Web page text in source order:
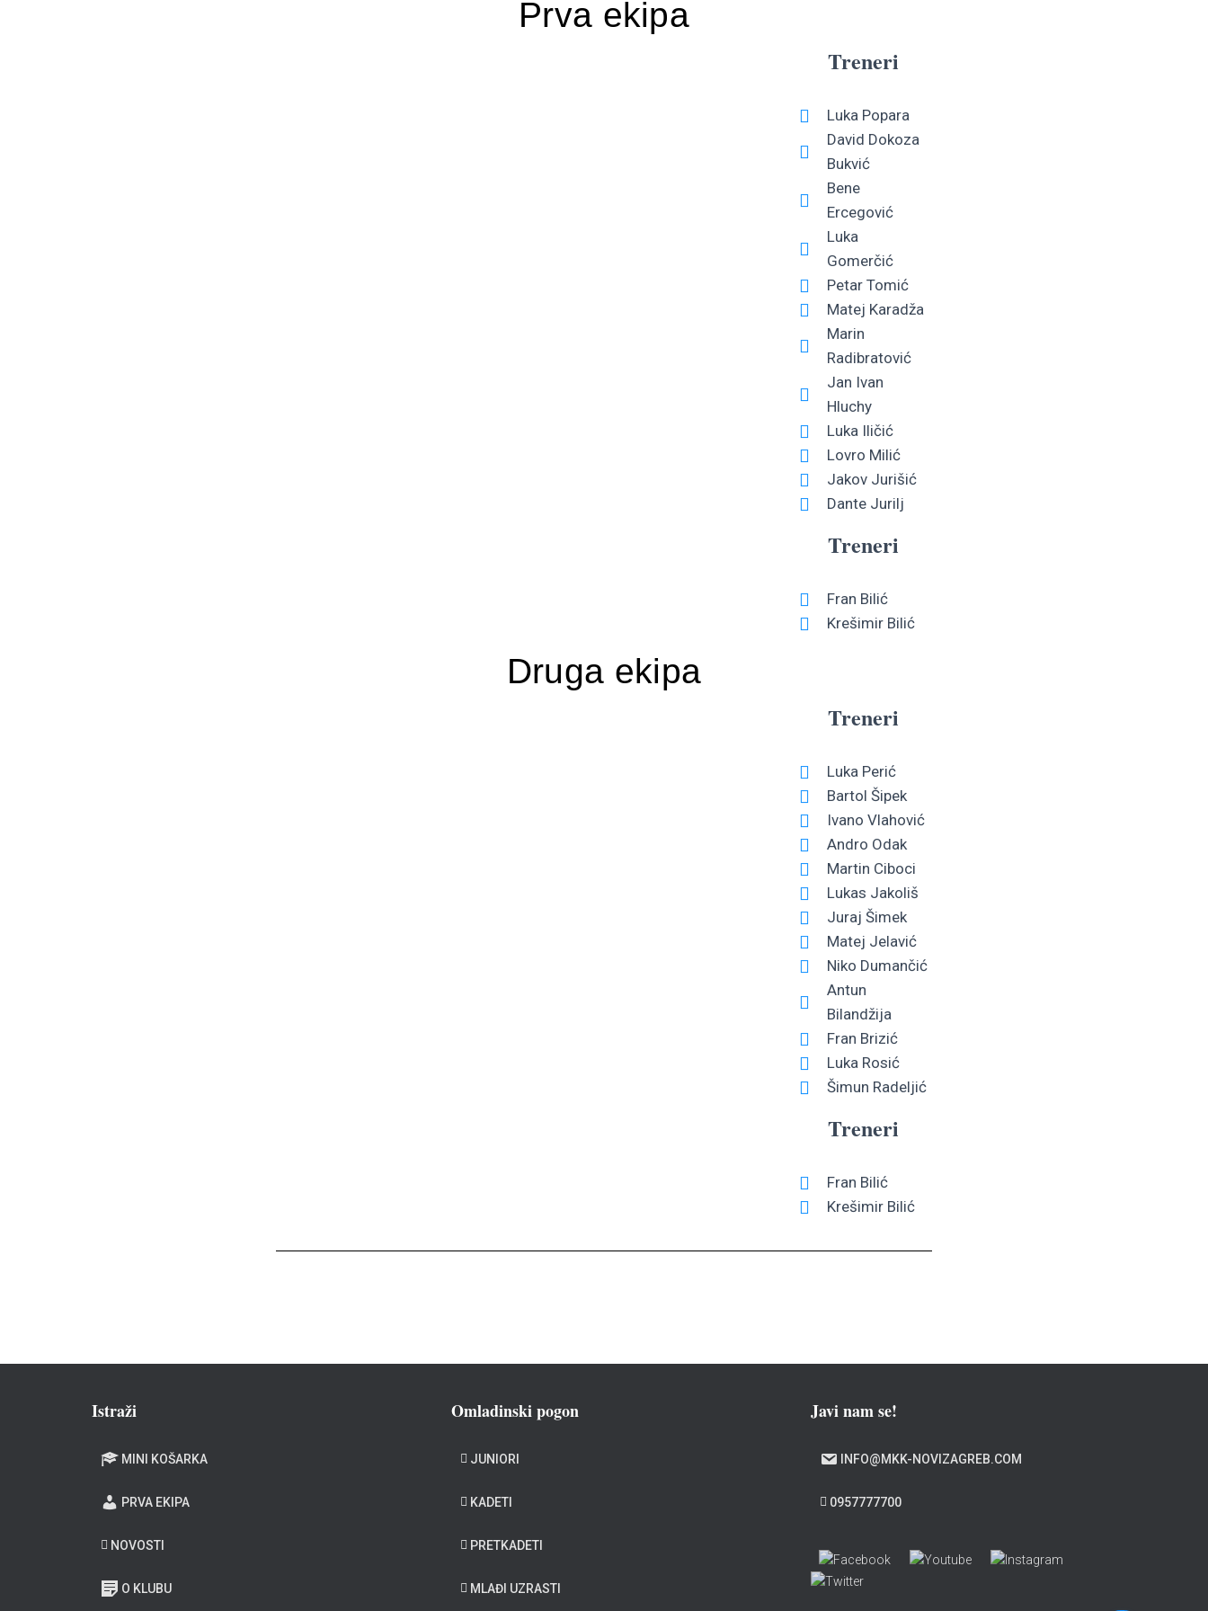
Prva ekipa
Treneri
Luka Popara
David Dokoza
Bukvić
Bene
Ercegović
Luka
Gomerčić
Petar Tomić
Matej Karadža
Marin
Radibratović
Jan Ivan
Hluchy
Luka Iličić
Lovro Milić
Jakov Jurišić
Dante Jurilj
Treneri
Fran Bilić
Krešimir Bilić
Druga ekipa
Treneri
Luka Perić
Bartol Šipek
Ivano Vlahović
Andro Odak
Martin Ciboci
Lukas Jakoliš
Juraj Šimek
Matej Jelavić
Niko Dumančić
Antun
Bilandžija
Fran Brizić
Luka Rosić
Šimun Radeljić
Treneri
Fran Bilić
Krešimir Bilić
Istraži
MINI KOŠARKA
PRVA EKIPA
NOVOSTI
O KLUBU
Omladinski pogon
JUNIORI
KADETI
PRETKADETI
MLAĐI UZRASTI
Javi nam se!
INFO@MKK-NOVIZAGREB.COM
0957777700